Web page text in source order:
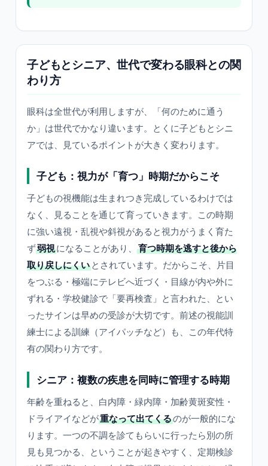
子どもとシニア、世代で変わる眼科との関
わり方
眼科は全世代が利用しますが、「何のために通う
か」は世代でかなり違います。とくに子どもとシニ
アでは、見ているポイントが大きく変わります。
子ども：視力が「育つ」時期だからこそ
子どもの視機能は生まれつき完成しているわけでは
なく、見ることを通じて育っていきます。この時期
に強い遠視・乱視や斜視があると視力がうまく育た
ず弱視になることがあり、
育つ時期を逃すと後から
取り戻しにくい とされています。だからこそ、片目
をつぶる・極端にテレビへ近づく・目線が内や外に
ずれる・学校健診で「要再検査」と言われた、とい
ったサインは早めの受診が大切です。前述の視能訓
練士による訓練（アイパッチなど）も、この年代特
有の関わり方です。
シニア：複数の疾患を同時に管理する時期
年齢を重ねると、白内障・緑内障・加齢黄斑変性・
ドライアイなどが重なって出てくるのが一般的にな
ります。一つの不調を診てもらいに行ったら別の所
見も見つかる、ということが起きやすく、定期検診